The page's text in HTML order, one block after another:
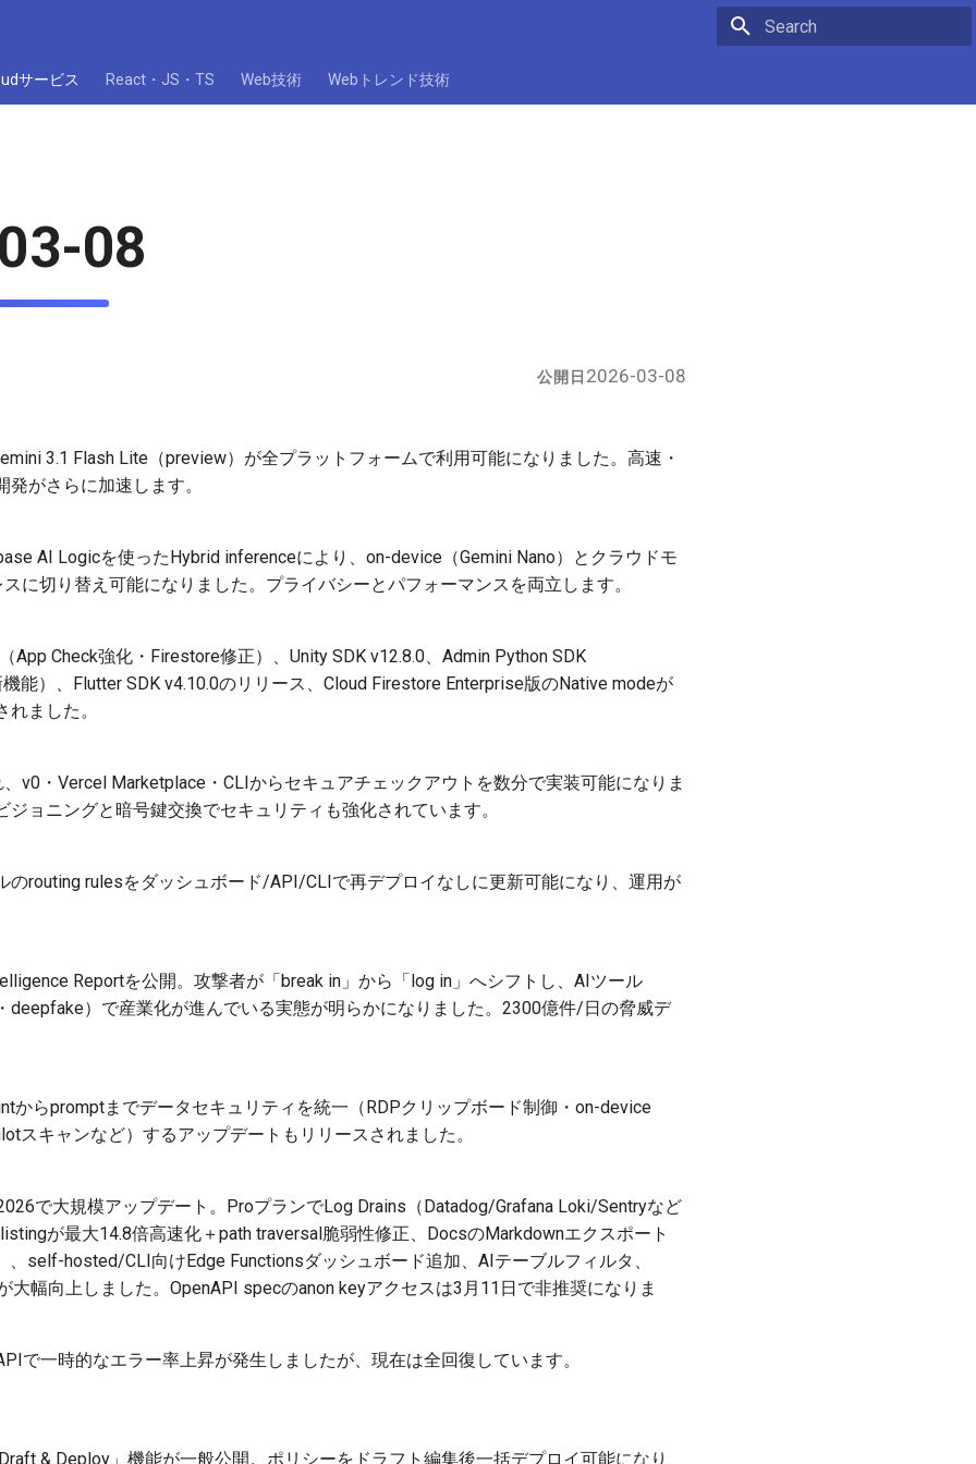
サービス React・JS・TS Web技術 Webトレンド技術
08
公開日 2026-03-08
3.1 Flash Lite（preview）が全プラットフォームで利用可能になりました。高速・
がさらに加速します。
AI Logicを使ったHybrid inferenceにより、on-device（Gemini Nano）とクラウドモ
に切り替え可能になりました。プライバシーとパフォーマンスを両立します。
App Check強化・Firestore修正）、Unity SDK v12.8.0、Admin Python SDK
能）、Flutter SDK v4.10.0のリリース、Cloud Firestore Enterprise版のNative modeが
ました。
v0・Vercel Marketplace・CLIからセキュアチェックアウトを数分で実装可能になりま
ョニングと暗号鍵交換でセキュリティも強化されています。
のrouting rulesをダッシュボード/API/CLIで再デプロイなしに更新可能になり、運用が
Reportを公開。攻撃者が「break in」から「log in」へシフトし、AIツール
deepfake）で産業化が進んでいる実態が明らかになりました。2300億件/日の脅威デ
からpromptまでデータセキュリティを統一（RDPクリップボード制御・on-device
スキャンなど）するアップデートもリリースされました。
で大規模アップデート。ProプランでLog Drains（Datadog/Grafana Loki/Sentryなど
が最大14.8倍高速化＋path traversal脆弱性修正、DocsのMarkdownエクスポート
self-hosted/CLI向けEdge Functionsダッシュボード追加、AIテーブルフィルタ、
大幅向上しました。OpenAPI specのanon keyアクセスは3月11日で非推奨になりま
で一時的なエラー率上昇が発生しましたが、現在は全回復しています。
& Deploy」機能が一般公開。ポリシーをドラフト編集後一括デプロイ可能になり、